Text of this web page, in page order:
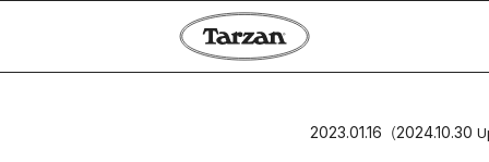
2023.01.16 （2024.10.30